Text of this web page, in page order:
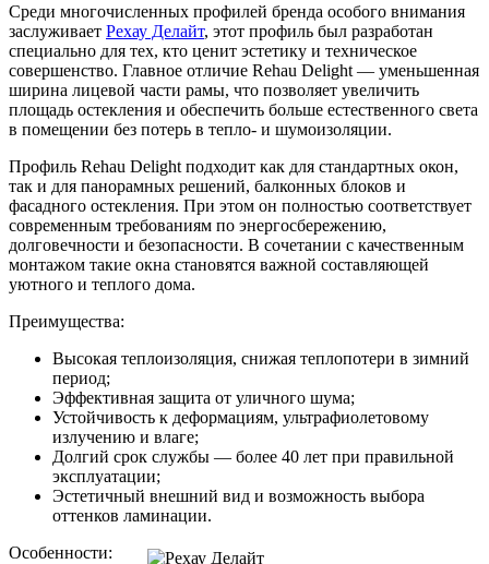
Среди многочисленных профилей бренда особого внимания
заслуживает Рехау Делайт, этот профиль был разработан
специально для тех, кто ценит эстетику и техническое
совершенство. Главное отличие Rehau Delight — уменьшенная
ширина лицевой части рамы, что позволяет увеличить
площадь остекления и обеспечить больше естественного света
в помещении без потерь в тепло- и шумоизоляции.
Профиль Rehau Delight подходит как для стандартных окон,
так и для панорамных решений, балконных блоков и
фасадного остекления. При этом он полностью соответствует
современным требованиям по энергосбережению,
долговечности и безопасности. В сочетании с качественным
монтажом такие окна становятся важной составляющей
уютного и теплого дома.
Преимущества:
Высокая теплоизоляция, снижая теплопотери в зимний
период;
Эффективная защита от уличного шума;
Устойчивость к деформациям, ультрафиолетовому
излучению и влаге;
Долгий срок службы — более 40 лет при правильной
эксплуатации;
Эстетичный внешний вид и возможность выбора
оттенков ламинации.
Особенности: